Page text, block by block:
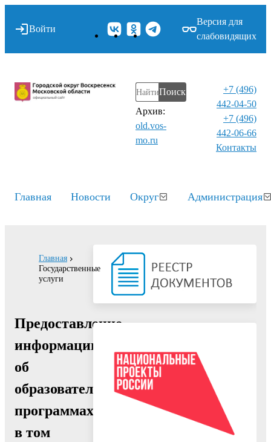
Войти
Версия для
слабовидящих
Поиск
Архив:
old.vos-
mo.ru
+7 (496)
442-04-50
+7 (496)
442-06-66
Контакты⁠
Главная Новости Округ Администрация
Главная
Государственные
услуги
Предоставление
информации
об
образовательных
программах,
в том